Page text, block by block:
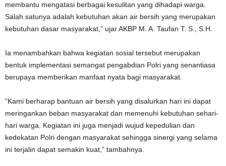
membantu mengatasi berbagai kesulitan yang dihadapi warga.
Salah satunya adalah kebutuhan akan air bersih yang merupakan
kebutuhan dasar masyarakat,” ujar AKBP M. A. Taufan T. S., S.H.
Ia menambahkan bahwa kegiatan sosial tersebut merupakan
bentuk implementasi semangat pengabdian Polri yang senantiasa
berupaya memberikan manfaat nyata bagi masyarakat.
“Kami berharap bantuan air bersih yang disalurkan hari ini dapat
meringankan beban masyarakat dan memenuhi kebutuhan sehari-
hari warga. Kegiatan ini juga menjadi wujud kepedulian dan
kedekatan Polri dengan masyarakat sehingga sinergi yang selama
ini terjalin dapat semakin kuat,” tambahnya.